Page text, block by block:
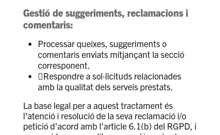
Gestió de suggeriments, reclamacions i
comentaris:
Processar queixes, suggeriments o
comentaris enviats mitjançant la secció
corresponent.
Respondre a sol·licituds relacionades
amb la qualitat dels serveis prestats.
La base legal per a aquest tractament és
l’atenció i resolució de la seva reclamació i/o
petició d’acord amb l’article 6.1(b) del RGPD, i